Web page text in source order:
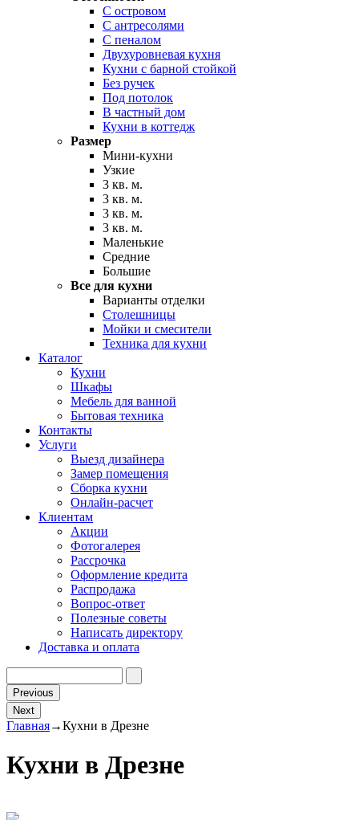
С островом
С антресолями
С пеналом
Двухуровневая кухня
Кухни с барной стойкой
Без ручек
Под потолок
В частный дом
Кухни в коттедж
Размер
Мини-кухни
Узкие
3 кв. м.
3 кв. м.
3 кв. м.
3 кв. м.
Маленькие
Средние
Большие
Все для кухни
Варианты отделки
Столешницы
Мойки и смесители
Техника для кухни
Каталог
Кухни
Шкафы
Мебель для ванной
Бытовая техника
Контакты
Услуги
Выезд дизайнера
Замер помещения
Сборка кухни
Онлайн-расчет
Клиентам
Акции
Фотогалерея
Рассрочка
Оформление кредита
Распродажа
Вопрос-ответ
Полезные советы
Написать директору
Доставка и оплата
Previous
Next
Главная→Кухни в Дрезне
Кухни в Дрезне